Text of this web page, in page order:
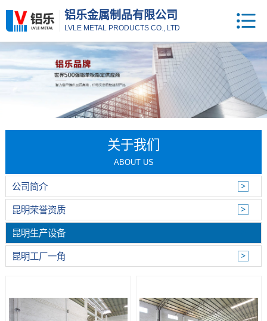
铝乐金属制品有限公司
LVLE METAL PRODUCTS CO., LTD
关于我们
ABOUT US
公司简介
昆明荣誉资质
昆明生产设备
昆明工厂一角